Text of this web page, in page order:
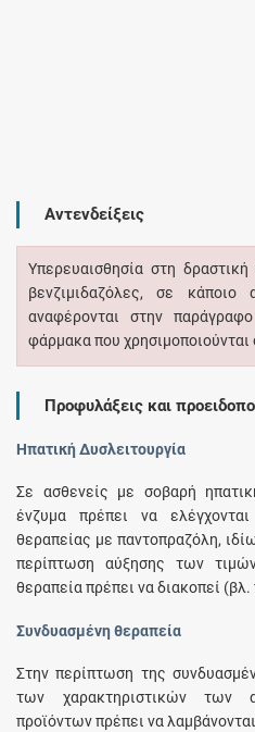
Αντενδείξεις
Υπερευαισθησία στη
βενζιμιδαζόλες, σε
αναφέρονται στην
φάρμακα που
Προφυλάξεις και
Ηπατική Δυσλειτουργία
Σε ασθενείς με σοβαρή
ένζυμα πρέπει να
θεραπείας με παντοπραζόλη,
περίπτωση αύξησης των
θεραπεία πρέπει να διακοπεί
Συνδυασμένη θεραπεία
Στην περίπτωση της
των χαρακτηριστικών των
προϊόντων πρέπει να